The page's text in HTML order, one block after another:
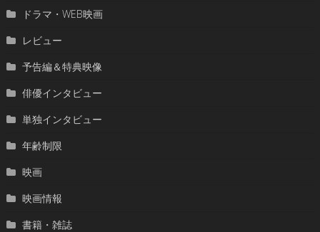
ドラマ・WEB映画
レビュー
予告編＆特典映像
俳優インタビュー
単独インタビュー
年齢制限
映画
映画情報
書籍・雑誌